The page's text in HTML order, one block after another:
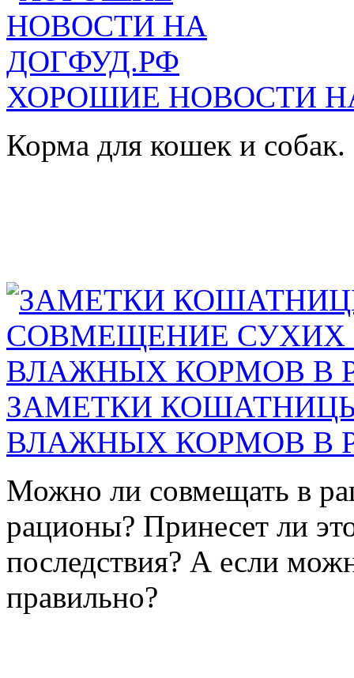
ХОРОШИЕ НОВОСТИ
Корма для кошек и
ЗАМЕТКИ
ВЛАЖНЫХ КОРМОВ В
Можно ли совмещать в
рационы? Принесет ли
последствия? А если
правильно?